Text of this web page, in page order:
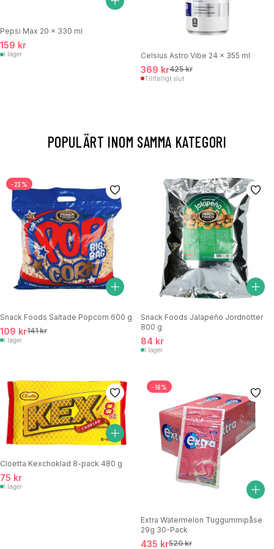
Pepsi Max 20 x 330 ml
159 kr
I lager Celsius Astro Vibe 24 x 355 ml
369 kr425 kr
Tillfälligt slut
POPULÄRT INOM SAMMA KATEGORI
-23%
Snack Foods Saltade Popcorn 600 g
109 kr141 kr
I lager
Snack Foods Jalapeño Jordnötter
800 g
84 kr
I lager
Cloetta Kexchoklad 8-pack 480 g
75 kr
I lager
-16%
Extra Watermelon Tuggummipåse
29g 30-Pack
435 kr520 kr